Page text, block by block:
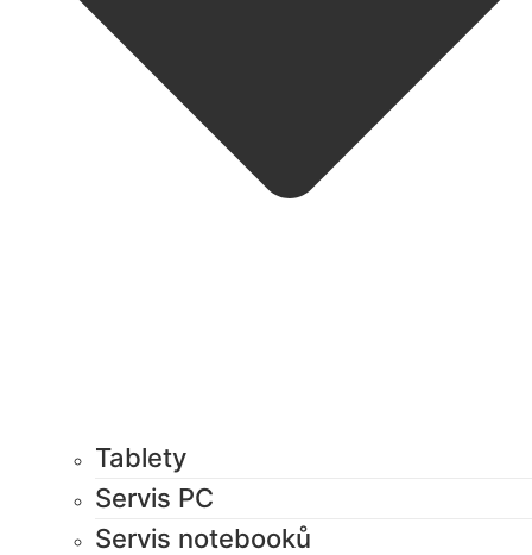
Tablety
Servis PC
Servis notebooků